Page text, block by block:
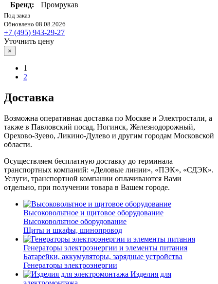
Бренд:
Промрукав
Под заказ
Обновлено 08.08.2026
+7 (495) 943-29-27
Уточнить цену
×
1
2
Доставка
Возможна оперативная доставка по Москве и Электростали, а
также в Павловский посад, Ногинск, Железнодорожный,
Орехово-Зуево, Ликино-Дулево и другим городам Московской
области.
Осуществляем бесплатную доставку до терминала
транспортных компаний: «Деловые линии», «ПЭК», «СДЭК».
Услуги, транспортной компании оплачиваются Вами
отдельно, при получении товара в Вашем городе.
Высоковольтное и щитовое оборудование
Высоковольтное оборудование
Щиты и шкафы, шинопровод
Генераторы электроэнергии и элементы питания
Батарейки, аккумуляторы, зарядные устройства
Генераторы электроэнергии
Изделия для